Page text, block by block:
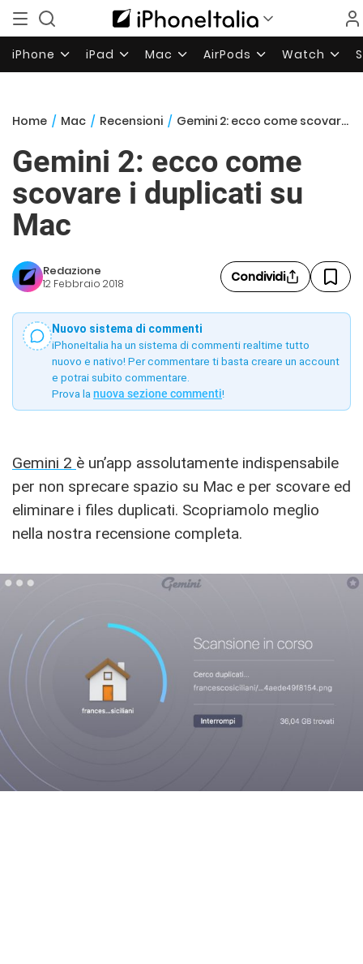
iPhone iPad Mac AirPods Watch
Home / Mac / Recensioni / Gemini 2: ecco come scovare i duplicati su Mac
Gemini 2: ecco come
scovare i duplicati su
Mac
Redazione
12 Febbraio 2018 Condividi
Nuovo sistema di commenti
iPhoneItalia ha un sistema di commenti realtime tutto
nuovo e nativo! Per commentare ti basta creare un account
e potrai subito commentare.
Prova la nuova sezione commenti!
Gemini 2 è un’app assolutamente indispensabile
per non sprecare spazio su Mac e per scovare ed
eliminare i files duplicati. Scopriamolo meglio
nella nostra recensione completa.